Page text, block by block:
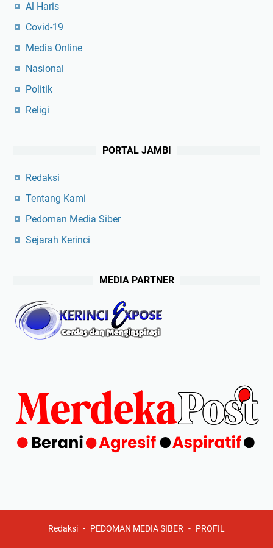
Al Haris
Covid-19
Media Online
Nasional
Politik
Religi
PORTAL JAMBI
Redaksi
Tentang Kami
Pedoman Media Siber
Sejarah Kerinci
MEDIA PARTNER
Redaksi PEDOMAN MEDIA SIBER PROFIL